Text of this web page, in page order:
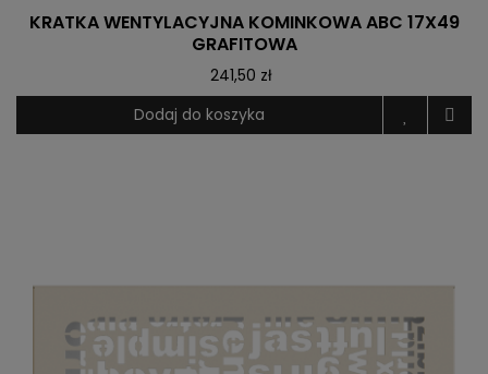
KRATKA WENTYLACYJNA KOMINKOWA ABC 17X49
GRAFITOWA
241,50 zł
Dodaj do koszyka